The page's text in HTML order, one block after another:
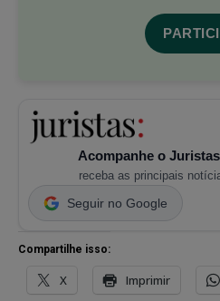
Acompanhe o
receba as principais
Seguir no Google
Compartilhe isso:
X Imprimir